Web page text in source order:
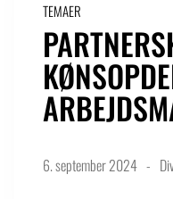
TEMAER
6. september 2024